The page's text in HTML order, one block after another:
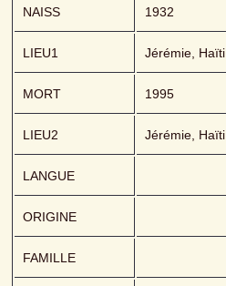
NAISS 1932
LIEU1 Jérémie, Haïti
MORT 1995
LIEU2 Jérémie, Haïti
LANGUE
ORIGINE
FAMILLE